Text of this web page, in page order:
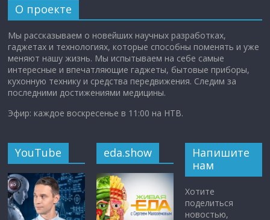
О проекте
Мы рассказываем о новейших научных разработках,
гаджетах и технологиях, которые способны поменять и уже
меняют нашу жизнь. Мы испытываем на себе самые
интересные и впечатляющие гаджеты, бытовые приборы,
кухонную технику и средства передвижения. Следим за
последними достижениями медицины.
Эфир: каждое воскресенье в 11:00 на НТВ.
YouTube eda.show
Напишите
нам
Хотите
поделиться
новостью,